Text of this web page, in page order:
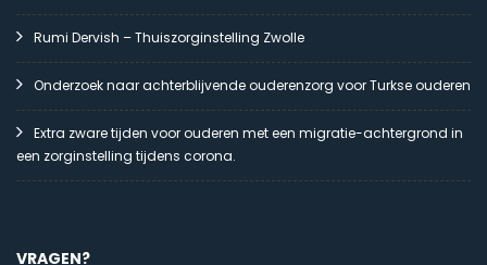
Rumi Dervish – Thuiszorginstelling Zwolle
Onderzoek naar achterblijvende ouderenzorg voor Turkse ouderen
Extra zware tijden voor ouderen met een migratie-achtergrond in
een zorginstelling tijdens corona.
VRAGEN?